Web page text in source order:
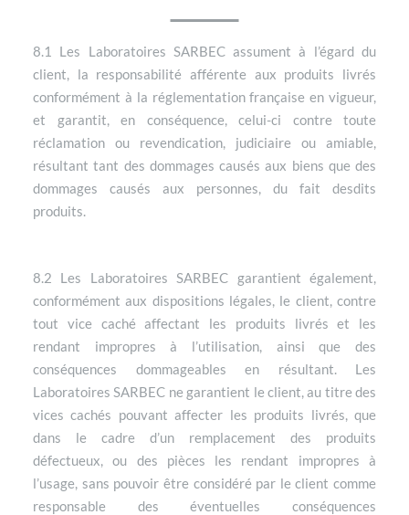
8.1 Les Laboratoires SARBEC assument à l’égard du
client, la responsabilité afférente aux produits livrés
conformément à la réglementation française en vigueur,
et garantit, en conséquence, celui-ci contre toute
réclamation ou revendication, judiciaire ou amiable,
résultant tant des dommages causés aux biens que des
dommages causés aux personnes, du fait desdits
produits.
8.2 Les Laboratoires SARBEC garantient également,
conformément aux dispositions légales, le client, contre
tout vice caché affectant les produits livrés et les
rendant impropres à l’utilisation, ainsi que des
conséquences dommageables en résultant. Les
Laboratoires SARBEC ne garantient le client, au titre des
vices cachés pouvant affecter les produits livrés, que
dans le cadre d’un remplacement des produits
défectueux, ou des pièces les rendant impropres à
l’usage, sans pouvoir être considéré par le client comme
responsable des éventuelles conséquences